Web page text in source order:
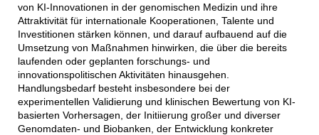
von KI-Innovationen in der genomischen Medizin und ihre
Attraktivität für internationale Kooperationen, Talente und
Investitionen stärken können, und darauf aufbauend auf die
Umsetzung von Maßnahmen hinwirken, die über die bereits
laufenden oder geplanten forschungs- und
innovationspolitischen Aktivitäten hinausgehen.
Handlungsbedarf besteht insbesondere bei der
experimentellen Validierung und klinischen Bewertung von KI-
basierten Vorhersagen, der Initiierung großer und diverser
Genomdaten- und Biobanken, der Entwicklung konkreter